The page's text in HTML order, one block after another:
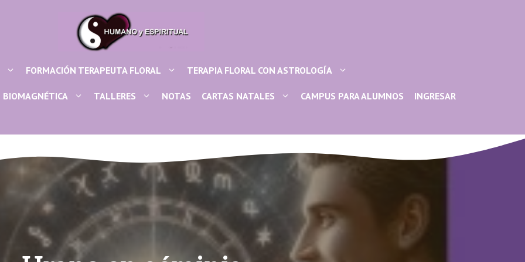
FORMACIÓN TERAPEUTA FLORAL TERAPIA FLORAL CON ASTROLOGÍA
BIOMAGNÉTICA TALLERES NOTAS CARTAS NATALES CAMPUS PARA ALUMNOS INGRESAR